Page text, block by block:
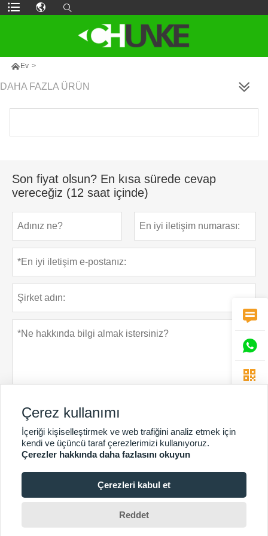
 Ev >
DAHA FAZLA ÜRÜN
Son fiyat olsun? En kısa sürede cevap
vereceğiz (12 saat içinde)
Gönder Gizlilik Politikası
DAHA FAZLA HIZMET
Telif Hakkı © Guangzhou Chunke Çevre Teknolojisi Ltd.Şti.E-



Çerez kullanımı
İçeriği kişiselleştirmek ve web trafiğini analiz etmek için
kendi ve üçüncü taraf çerezlerimizi kullanıyoruz.
Çerezler hakkında daha fazlasını okuyun
Çerezleri kabul et
Reddet